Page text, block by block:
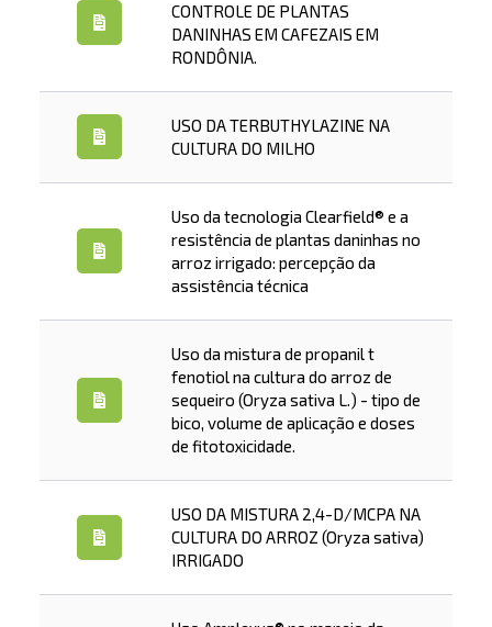
CONTROLE DE PLANTAS
DANINHAS EM CAFEZAIS EM
RONDÔNIA.
USO DA TERBUTHYLAZINE NA
CULTURA DO MILHO
Uso da tecnologia Clearfield® e a
resistência de plantas daninhas no
arroz irrigado: percepção da
assistência técnica
Uso da mistura de propanil t
fenotiol na cultura do arroz de
sequeiro (Oryza sativa L.) - tipo de
bico, volume de aplicação e doses
de fitotoxicidade.
USO DA MISTURA 2,4-D/MCPA NA
CULTURA DO ARROZ (Oryza sativa)
IRRIGADO